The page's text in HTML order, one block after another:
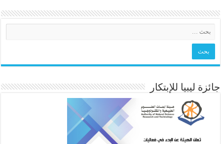
جائزة ليبيا للإبتكار